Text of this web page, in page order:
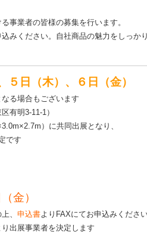
事業者の皆様の募集を行います。
みください。自社商品の魅力をしっか
５日（木）、６日（金）
合もございます
有明3-11-1）
）に共同出展となり、
す
金）
上、申込書よりFAXにてお申込みくださ
事業者を決定します